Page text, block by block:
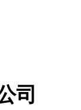
司